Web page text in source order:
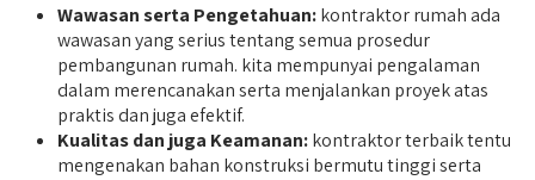
Wawasan serta Pengetahuan:kontraktor rumah ada
wawasan yang serius tentang semua prosedur
pembangunan rumah. kita mempunyai pengalaman
dalam merencanakan serta menjalankan proyek atas
praktis dan juga efektif.
Kualitas dan juga Keamanan:kontraktor terbaik tentu
mengenakan bahan konstruksi bermutu tinggi serta